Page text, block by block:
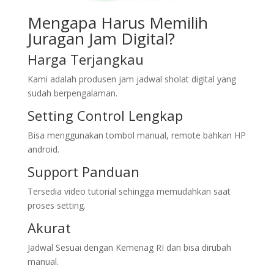
Mengapa Harus Memilih
Juragan Jam Digital?
Harga Terjangkau
Kami adalah produsen jam jadwal sholat digital yang
sudah berpengalaman.
Setting Control Lengkap
Bisa menggunakan tombol manual, remote bahkan HP
android.
Support Panduan
Tersedia video tutorial sehingga memudahkan saat
proses setting.
Akurat
Jadwal Sesuai dengan Kemenag RI dan bisa dirubah
manual.